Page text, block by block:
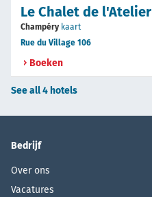
Le Chalet de l'Atelier
Champéry kaart
Rue du Village 106
Boeken
See all 4 hotels
Bedrijf
Over ons
Vacatures